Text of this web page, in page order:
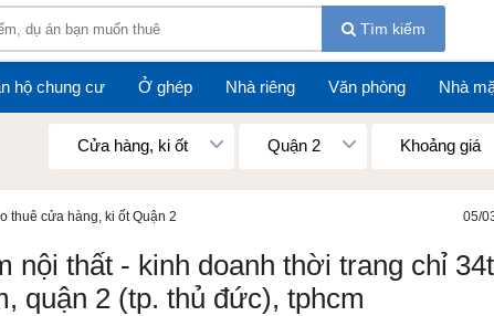
Tìm kiếm
hộ chung cư Ở ghép Nhà riêng Văn phòng Nhà
Cửa hàng, ki ốt Quận 2 Khoảng giá
thuê cửa hàng, ki ốt Quận 2 05/
nội thất - kinh doanh thời trang chỉ
quận 2 (tp. thủ đức), tphcm